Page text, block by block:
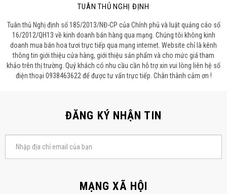
TUÂN THỦ NGHỊ ĐỊNH
Tuân thủ Nghị định số 185/2013/NĐ-CP của Chính phủ và luật quảng cáo số
16/2012/QH13 về kinh doanh bán hàng qua mạng. Chúng tôi không kinh
doanh mua bán hoa tươi trực tiếp qua mạng internet. Website chỉ là kênh
thông tin giới thiệu cửa hàng, giới thiệu sản phẩm và cho mức giá tham
khảo trên thị trường. Quý khách có nhu cầu cần hỗ trợ xin vui lòng liên hệ số
điện thoại 0938463622 để được tư vấn trực tiếp. Chân thành cảm ơn !
ĐĂNG KÝ NHẬN TIN
MẠNG XÃ HỘI